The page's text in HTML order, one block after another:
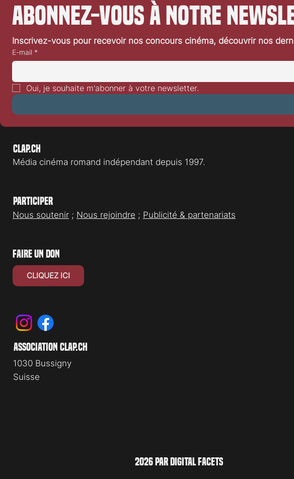
Driver
With Wolves
Abonnez-vous à notre
Inscrivez-vous pour recevoir nos concours cinéma, découvrir nos
E-mail *
Oui, je souhaite m'abonner à votre newsletter.
Clap.ch
Média cinéma romand indépendant depuis 1997.
Participer
Nous soutenir ; Nous rejoindre ; Publicité & partenariats
faire un don
CLIQUEZ ICI
association clap.ch
1030 Bussigny
Suisse
2026 PAR DIGITAL FACETS